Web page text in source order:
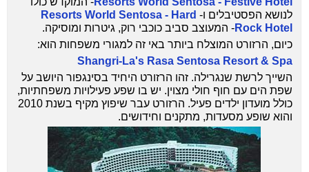
לנושא הפסטיבלים ו- Resorts World Sentosa - Hard
Rock Hotel- המעוצב סביב כוכבי רוק, גיטרות ומוסיקה.
כיום, הרזורט המוצלח ביותר באי זה למגורי משפחות הוא:
Shangri-La's Rasa Sentosa Resort & Spa
השייך לרשת שנגרילה. זהו הרזורט היחיד בסינגפור היושב על
שפת הים עם חוף חולי מצוין. יש בו שפע פעילויות משפחתיות,
כולל מועדון ילדים פעיל. הרזורט עבר שיפוץ מקיף בשנת 2010
והוא שופע מסעדות, מתקנים וחידושים.